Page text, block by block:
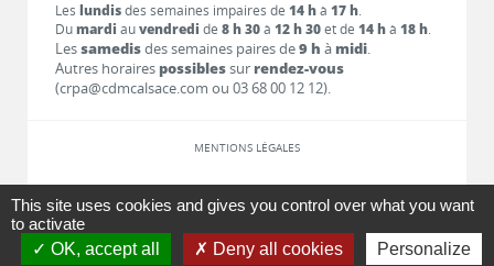
Les lundisdes semaines impaires de 14 hà 17 h.
Dumardi auvendredi de 8 h 30à 12 h 30et de 14 hà 18 h.
Lessamedisdes semaines paires de9 h à midi.
Autres horaires possiblessur rendez-vous
(crpa@cdmcalsace.com ou 03 68 00 12 12).
MENTIONS LÉGALES
LIENS
CONTACT
This site uses cookies and gives you control over what you want
to activate
OK, accept all
Deny all cookies Personalize